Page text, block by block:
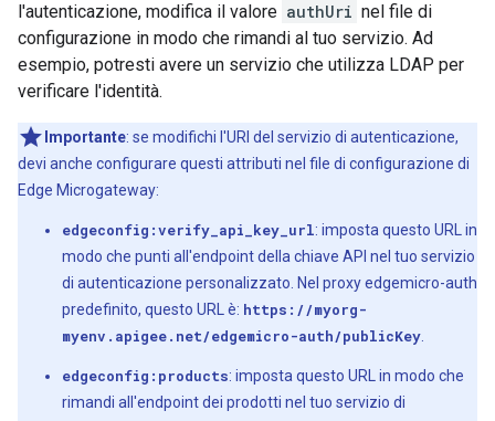
l'autenticazione, modifica il valore authUri nel file di
configurazione in modo che rimandi al tuo servizio. Ad
esempio, potresti avere un servizio che utilizza LDAP per
verificare l'identità.
Importante: se modifichi l'URI del servizio di autenticazione,
devi anche configurare questi attributi nel file di configurazione di
Edge Microgateway:
edgeconfig:verify_api_key_url: imposta questo URL in
modo che punti all'endpoint della chiave API nel tuo servizio
di autenticazione personalizzato. Nel proxy edgemicro-auth
predefinito, questo URL è: https://myorg-
myenv.apigee.net/edgemicro-auth/publicKey
edgeconfig:products: imposta questo URL in modo che
rimandi all'endpoint dei prodotti nel tuo servizio di